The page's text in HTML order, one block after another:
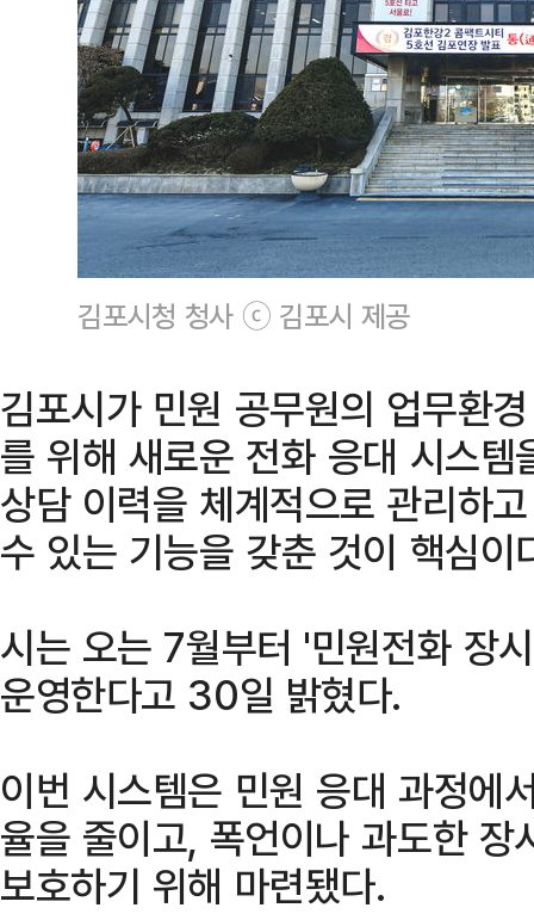
김포시청 청사 ⓒ 김포시 제공
김포시가 민원 공무원의 업무환
를 위해 새로운 전화 응대 시스템
상담 이력을 체계적으로 관리하
수 있는 기능을 갖춘 것이 핵심이
시는 오는 7월부터 '민원전화 장
운영한다고 30일 밝혔다.
이번 시스템은 민원 응대 과정에
율을 줄이고, 폭언이나 과도한
보호하기 위해 마련됐다.